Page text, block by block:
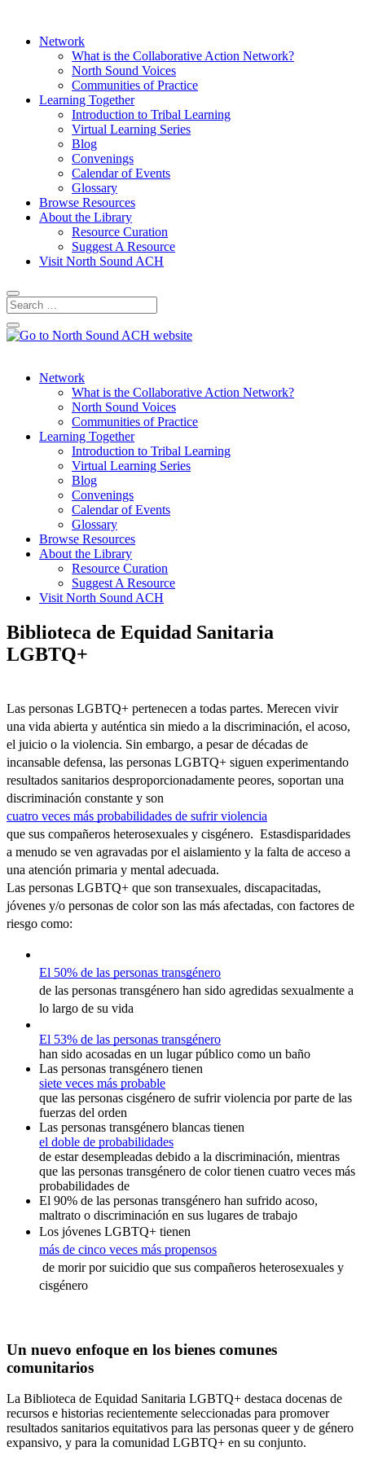
Network
What is the Collaborative Action Network?
North Sound Voices
Communities of Practice
Learning Together
Introduction to Tribal Learning
Virtual Learning Series
Blog
Convenings
Calendar of Events
Glossary
Browse Resources
About the Library
Resource Curation
Suggest A Resource
Visit North Sound ACH
Network
What is the Collaborative Action Network?
North Sound Voices
Communities of Practice
Learning Together
Introduction to Tribal Learning
Virtual Learning Series
Blog
Convenings
Calendar of Events
Glossary
Browse Resources
About the Library
Resource Curation
Suggest A Resource
Visit North Sound ACH
Biblioteca de Equidad Sanitaria
LGBTQ+
Las personas LGBTQ+ pertenecen a todas partes. Merecen vivir
una vida abierta y auténtica sin miedo a la discriminación, el acoso,
el juicio o la violencia. Sin embargo, a pesar de décadas de
incansable defensa, las personas LGBTQ+ siguen experimentando
resultados sanitarios desproporcionadamente peores, soportan una
discriminación constante y son
cuatro veces más probabilidades de sufrir violencia
que sus compañeros heterosexuales y cisgénero. Estasdisparidades
a menudo se ven agravadas por el aislamiento y la falta de acceso a
una atención primaria y mental adecuada.
Las personas LGBTQ+ que son transexuales, discapacitadas,
jóvenes y/o personas de color son las más afectadas, con factores de
riesgo como:
El 50% de las personas transgénero
de las personas transgénero han sido agredidas sexualmente a
lo largo de su vida
El 53% de las personas transgénero
han sido acosadas en un lugar público como un baño
Las personas transgénero tienen
siete veces más probable
que las personas cisgénero de sufrir violencia por parte de las
fuerzas del orden
Las personas transgénero blancas tienen
el doble de probabilidades
de estar desempleadas debido a la discriminación, mientras
que las personas transgénero de color tienen cuatro veces más
probabilidades de
El 90% de las personas transgénero han sufrido acoso,
maltrato o discriminación en sus lugares de trabajo
Los jóvenes LGBTQ+ tienen
más de cinco veces más propensos
de morir por suicidio que sus compañeros heterosexuales y
cisgénero
Un nuevo enfoque en los bienes comunes
comunitarios
La Biblioteca de Equidad Sanitaria LGBTQ+ destaca docenas de
recursos e historias recientemente seleccionadas para promover
resultados sanitarios equitativos para las personas queer y de género
expansivo, y para la comunidad LGBTQ+ en su conjunto.